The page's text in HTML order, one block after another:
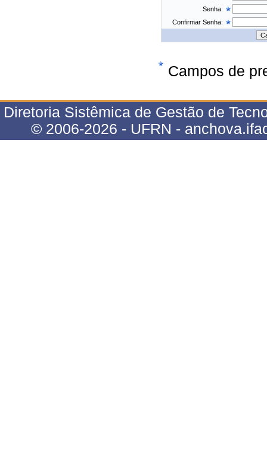
Senha:
Confirmar Senha:
Campos de
Diretoria Sistêmica de Gestão de
© 2006-2026 - UFRN -